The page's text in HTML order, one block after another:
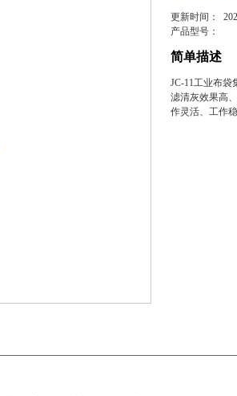
更新时间：
产品型号：
简单描述
JC-11工业布
滤清灰效果高
作灵活、工作